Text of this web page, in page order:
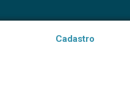
Cadastro